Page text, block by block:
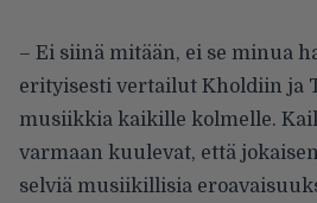
– Ei siinä mitään, ei se minua
erityisesti vertailut Kholdiin ja
musiikkia kaikille kolmelle.
varmaan kuulevat, että
selviä musiikillisia